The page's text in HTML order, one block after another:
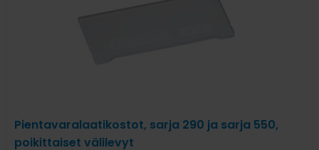
Pientavaralaatikostot, sarja 290 ja sarja 550,
poikittaiset välilevyt